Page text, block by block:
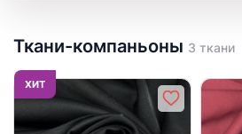
Ткани-компаньоны 3 ткани
ХИТ